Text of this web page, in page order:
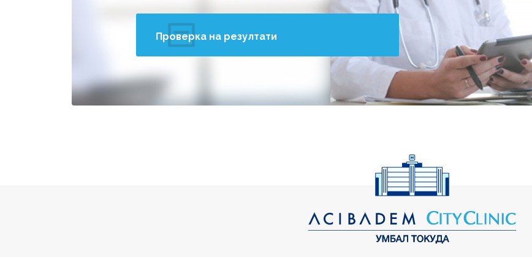
Проверка на резултати